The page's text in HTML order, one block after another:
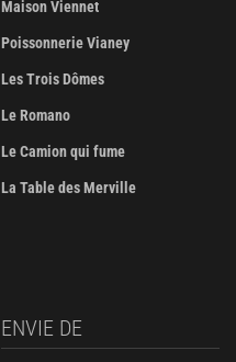
Maison Viennet
Poissonnerie Vianey
Les Trois Dômes
Le Romano
Le Camion qui fume
La Table des Merville
ENVIE DE